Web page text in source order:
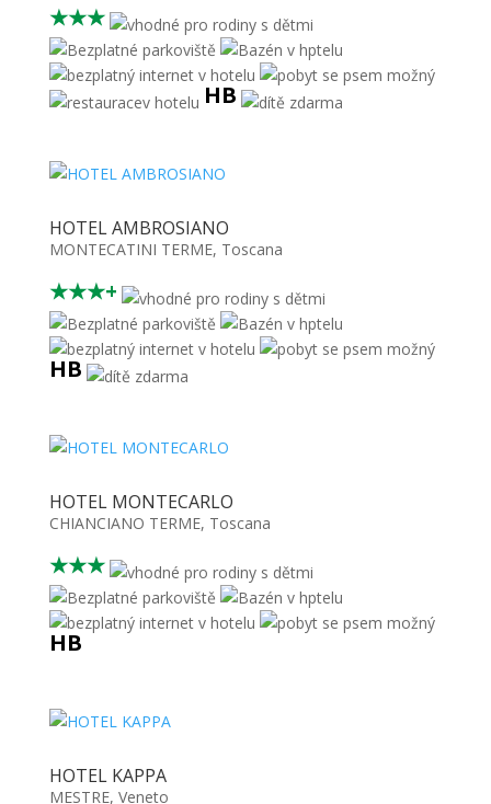
★★★
HB
HOTEL AMBROSIANO
MONTECATINI TERME, Toscana
★★★+
HB
HOTEL MONTECARLO
CHIANCIANO TERME, Toscana
★★★
HB
HOTEL KAPPA
MESTRE, Veneto